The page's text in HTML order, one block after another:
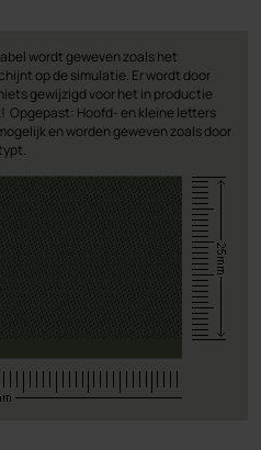
wordt geweven zoals het
op de simulatie. Er wordt door
gewijzigd voor het in productie
Opgepast: Hoofd- en kleine letters
en worden geweven zoals door